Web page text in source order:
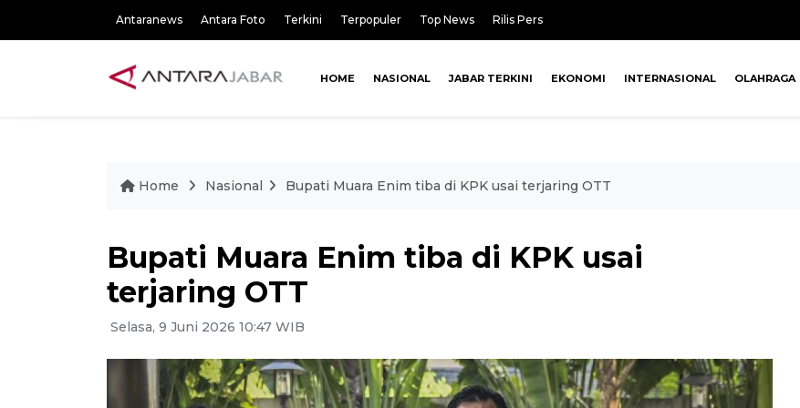
Antaranews Antara Foto Terkini Terpopuler Top News Rilis Pers
HOME NASIONAL JABAR TERKINI EKONOMI INTERNASIONAL OLAHRAGA
Home Nasional Bupati Muara Enim tiba di KPK usai terjaring OTT
Bupati Muara Enim tiba di KPK usai
terjaring OTT
Selasa, 9 Juni 2026 10:47 WIB